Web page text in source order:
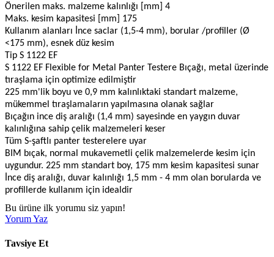
Önerilen maks. malzeme kalınlığı [mm] 4
Maks. kesim kapasitesi [mm] 175
Kullanım alanları İnce saclar (1,5-4 mm), borular /profiller (Ø
<175 mm), esnek düz kesim
Tip S 1122 EF
S 1122 EF Flexible for Metal Panter Testere Bıçağı, metal üzerinde
tıraşlama için optimize edilmiştir
225 mm'lik boyu ve 0,9 mm kalınlıktaki standart malzeme,
mükemmel tıraşlamaların yapılmasına olanak sağlar
Bıçağın ince diş aralığı (1,4 mm) sayesinde en yaygın duvar
kalınlığına sahip çelik malzemeleri keser
Tüm S-şaftlı panter testerelere uyar
BIM bıçak, normal mukavemetli çelik malzemelerde kesim için
uygundur. 225 mm standart boy, 175 mm kesim kapasitesi sunar
İnce diş aralığı, duvar kalınlığı 1,5 mm - 4 mm olan borularda ve
profillerde kullanım için idealdir
Bu ürüne ilk yorumu siz yapın!
Yorum Yaz
Tavsiye Et